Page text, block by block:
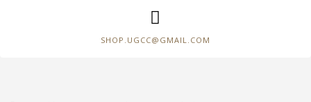
SHOP.UGCC@GMAIL.COM